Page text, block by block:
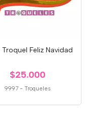
Feliz Navidad
$25.000
9997 - Troqueles